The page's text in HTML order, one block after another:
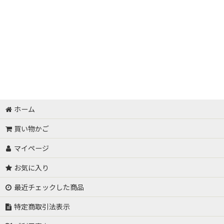
有機物分解・堆肥化促進
パワー菌液用原料
光合成細菌
塩類集積改善
土壌連作障害対策
センチュウ対策
ホーム
買い物かご
マイページ
お気に入り
最近チェックした商品
特定商取引法表示